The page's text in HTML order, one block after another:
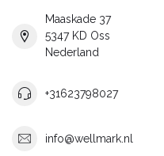
Maaskade 37
5347 KD Oss
Nederland
+31623798027
info@wellmark.nl